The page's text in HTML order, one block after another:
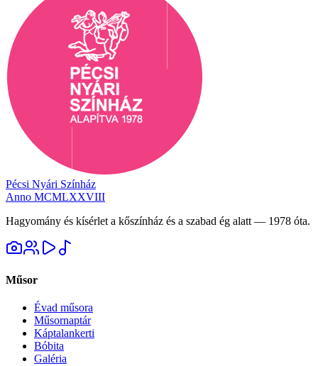
Pécsi Nyári Színház
Anno MCMLXXVIII
Hagyomány és kísérlet a kőszínház és a szabad ég alatt — 1978 óta.
Műsor
Évad műsora
Műsornaptár
Káptalankerti
Bóbita
Galéria